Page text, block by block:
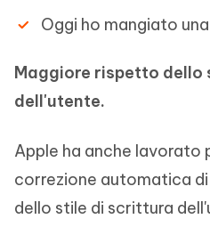
Oggi ho mangiato
Maggiore rispetto
dell'utente.
Apple ha anche lavorato
correzione automatica
dello stile di scrittura